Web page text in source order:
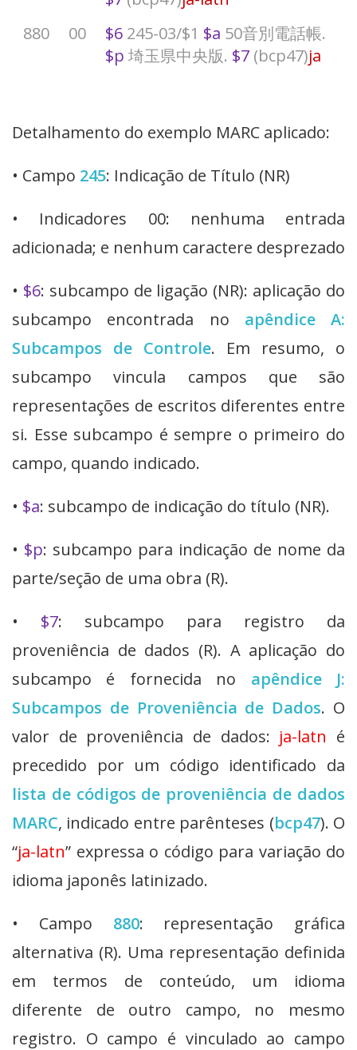
880
00 $6 245-03/$1 $a 50音別電話帳.
$p 埼玉県中央版. $7 (bcp47)ja
Detalhamento do exemplo MARC aplicado:
• Campo 245: Indicação de Título (NR)
• Indicadores 00: nenhuma entrada
adicionada; e nenhum caractere desprezado
• $6: subcampo de ligação (NR): aplicação do
subcampo encontrada no apêndice A:
Subcampos de Controle. Em resumo, o
subcampo vincula campos que são
representações de escritos diferentes entre
si. Esse subcampo é sempre o primeiro do
campo, quando indicado.
• $a: subcampo de indicação do título (NR).
• $p: subcampo para indicação de nome da
parte/seção de uma obra (R).
• $7: subcampo para registro da
proveniência de dados (R). A aplicação do
subcampo é fornecida no apêndice J:
Subcampos de Proveniência de Dados. O
valor de proveniência de dados: ja-latn é
precedido por um código identificado da
lista de códigos de proveniência de dados
MARC, indicado entre parênteses (bcp47). O
“ja-latn” expressa o código para variação do
idioma japonês latinizado.
• Campo 880: representação gráfica
alternativa (R). Uma representação definida
em termos de conteúdo, um idioma
diferente de outro campo, no mesmo
registro. O campo é vinculado ao campo